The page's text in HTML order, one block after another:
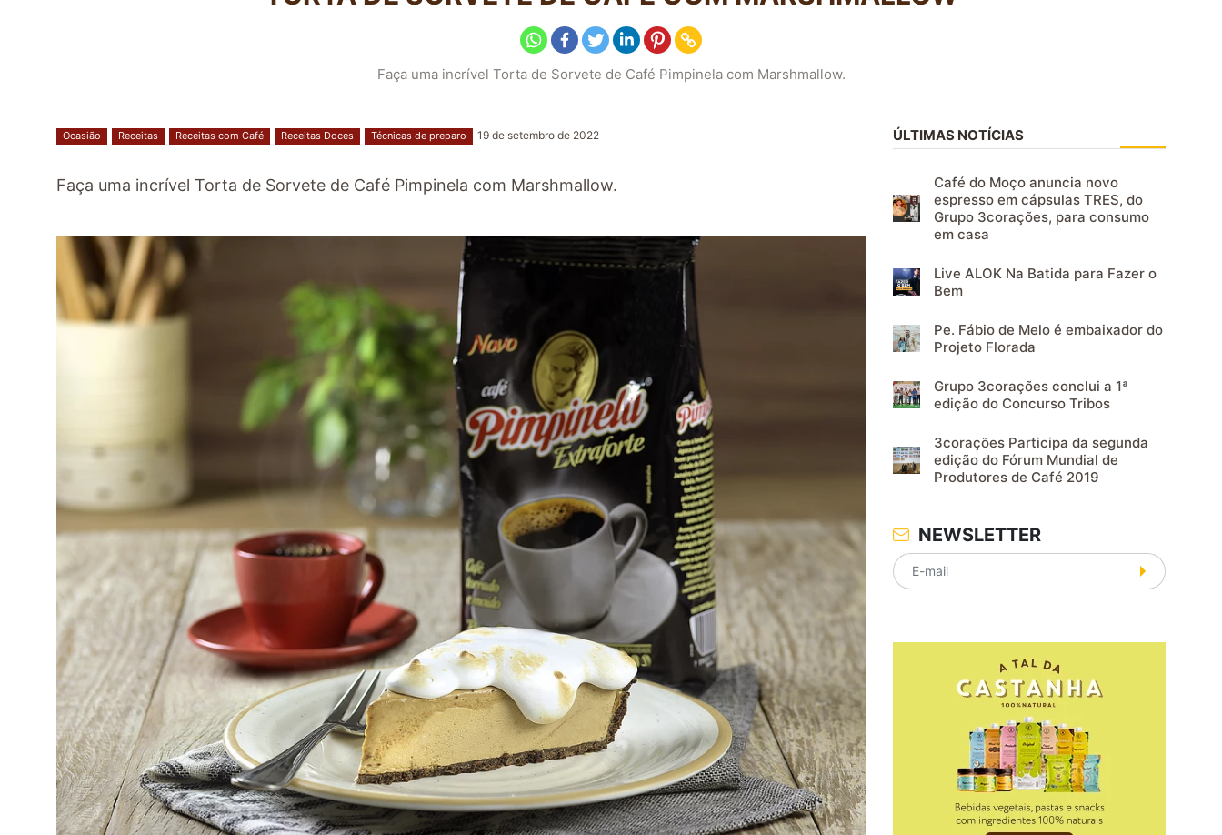
Faça uma incrível Torta de Sorvete de Café Pimpinela com Marshmallow.
Ocasião Receitas Receitas com Café Receitas Doces Técnicas de preparo 19 de setembro de 2022
Faça uma incrível Torta de Sorvete de Café Pimpinela com Marshmallow.
ÚLTIMAS NOTÍCIAS
Café do Moço anuncia novo
espresso em cápsulas TRES, do
Grupo 3corações, para consumo
em casa
Live ALOK Na Batida para Fazer o
Bem
Pe. Fábio de Melo é embaixador do
Projeto Florada
Grupo 3corações conclui a 1ª
edição do Concurso Tribos
3corações Participa da segunda
edição do Fórum Mundial de
Produtores de Café 2019
NEWSLETTER